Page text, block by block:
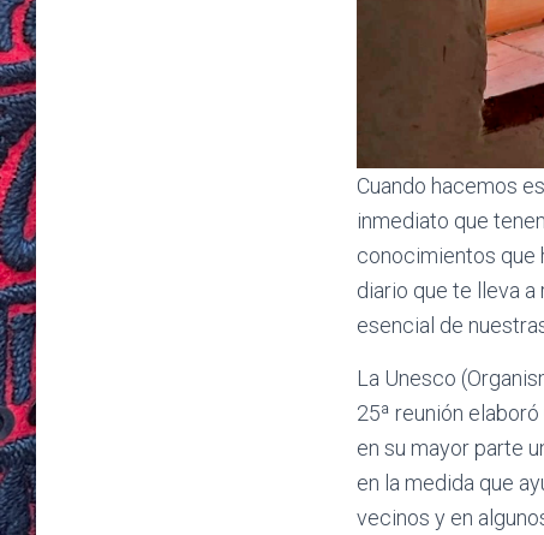
Cuando hacemos
inmediato que
conocimientos que
diario que te lleva
esencial de
La Unesco
25ª reunión
en su mayor parte
en la medida que
vecinos y en